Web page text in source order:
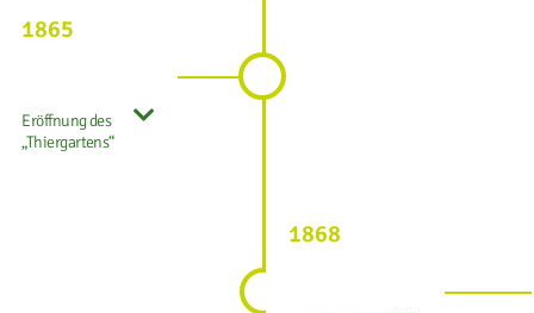
1865
Eröffnung des
„Thiergartens“
1868